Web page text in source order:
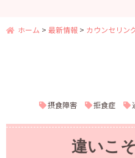
ホーム > 最新情報 > カウンセリン
摂食障害
拒食症
違いこ